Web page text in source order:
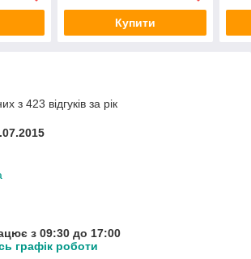
Купити
з 423 відгуків за рік
з 09:30 до 17:00
графік роботи